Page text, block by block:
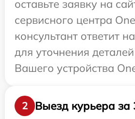
оставьте заявку на
сервисного центра
консультант ответит
для уточнения
Вашего устройства
2
Выезд курьера за